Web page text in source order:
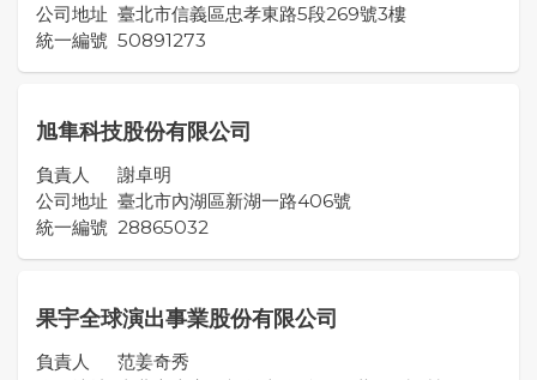
公司地址 臺北市信義區忠孝東路5段269號3樓
統一編號 50891273
旭隼科技股份有限公司
負責人
謝卓明
公司地址 臺北市內湖區新湖一路406號
統一編號 28865032
果宇全球演出事業股份有限公司
負責人
范姜奇秀